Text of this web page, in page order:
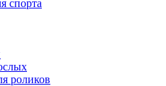
спорта
роликов